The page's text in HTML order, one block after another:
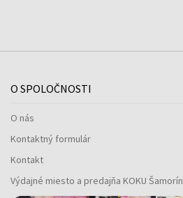
O SPOLOČNOSTI
O nás
Kontaktný formulár
Kontakt
Výdajné miesto a predajňa KOKU Šamorín